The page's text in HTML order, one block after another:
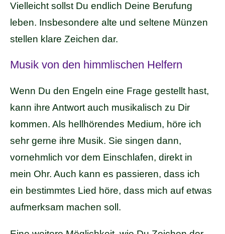
Vielleicht sollst Du endlich Deine Berufung
leben. Insbesondere alte und seltene Münzen
stellen klare Zeichen dar.
Musik von den himmlischen Helfern
Wenn Du den Engeln eine Frage gestellt hast,
kann ihre Antwort auch musikalisch zu Dir
kommen. Als hellhörendes Medium, höre ich
sehr gerne ihre Musik. Sie singen dann,
vornehmlich vor dem Einschlafen, direkt in
mein Ohr. Auch kann es passieren, dass ich
ein bestimmtes Lied höre, dass mich auf etwas
aufmerksam machen soll.